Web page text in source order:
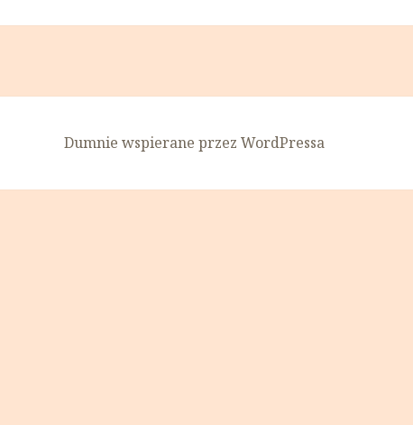
Dumnie wspierane przez WordPressa